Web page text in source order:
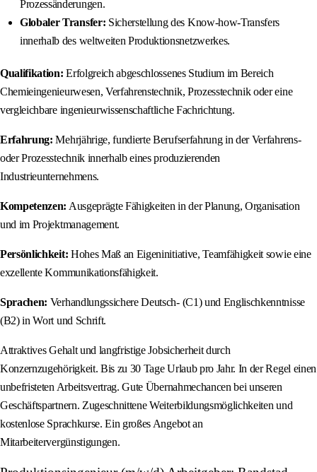
Prozessänderungen.
Globaler Transfer: Sicherstellung des Know-how-Transfers
innerhalb des weltweiten Produktionsnetzwerkes.
Qualifikation: Erfolgreich abgeschlossenes Studium im Bereich
Chemieingenieurwesen, Verfahrenstechnik, Prozesstechnik oder eine
vergleichbare ingenieurwissenschaftliche Fachrichtung.
Erfahrung: Mehrjährige, fundierte Berufserfahrung in der Verfahrens-
oder Prozesstechnik innerhalb eines produzierenden
Industrieunternehmens.
Kompetenzen: Ausgeprägte Fähigkeiten in der Planung, Organisation
und im Projektmanagement.
Persönlichkeit: Hohes Maß an Eigeninitiative, Teamfähigkeit sowie eine
exzellente Kommunikationsfähigkeit.
Sprachen: Verhandlungssichere Deutsch- (C1) und Englischkenntnisse
(B2) in Wort und Schrift.
Attraktives Gehalt und langfristige Jobsicherheit durch
Konzernzugehörigkeit. Bis zu 30 Tage Urlaub pro Jahr. In der Regel einen
unbefristeten Arbeitsvertrag. Gute Übernahmechancen bei unseren
Geschäftspartnern. Zugeschnittene Weiterbildungsmöglichkeiten und
kostenlose Sprachkurse. Ein großes Angebot an
Mitarbeitervergünstigungen.